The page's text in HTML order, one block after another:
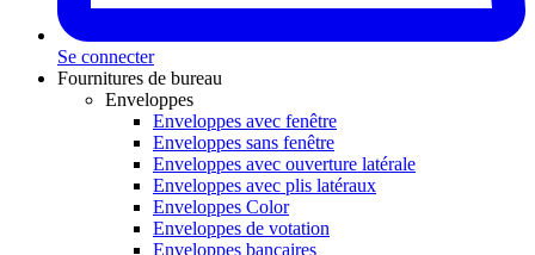
Se connecter
Fournitures de bureau
Enveloppes
Enveloppes avec fenêtre
Enveloppes sans fenêtre
Enveloppes avec ouverture latérale
Enveloppes avec plis latéraux
Enveloppes Color
Enveloppes de votation
Enveloppes bancaires